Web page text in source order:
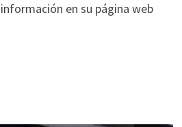
en su página web